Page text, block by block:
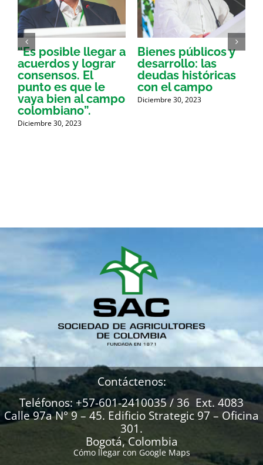
“Es posible llegar a
acuerdos y lograr
consensos. El
punto es que le
vaya bien al campo
colombiano”.
Diciembre 30, 2023
Bienes públicos y
desarrollo: las
deudas históricas
con el campo
Diciembre 30, 2023
Contáctenos:
Teléfonos: +57-601-2410035 / 36 Ext. 4083
Calle 97a N° 9 – 45. Edificio Strategic 97 – Oficina
301.
Bogotá, Colombia
Cómo llegar con Google Maps